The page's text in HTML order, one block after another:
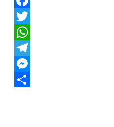
Facebook
Twitter
WhatsApp
Telegram
Messenger